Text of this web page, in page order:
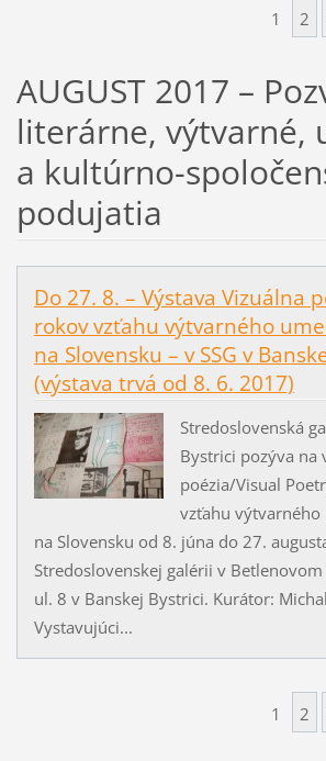
1 2
AUGUST 2017 –
literárne, výtvarné,
a kultúrno-
podujatia
Do 27. 8. – Výstava Vizuálna
rokov vzťahu výtvarného
na Slovensku – v SSG v
(výstava trvá od 8. 6. 2017)
Stredoslovenská
Bystrici pozýva na
poézia/Visual
vzťahu výtvarného
na Slovensku od 8. júna do 27.
Stredoslovenskej galérii v
ul. 8 v Banskej Bystrici. Kurátor:
Vystavujúci...
1 2